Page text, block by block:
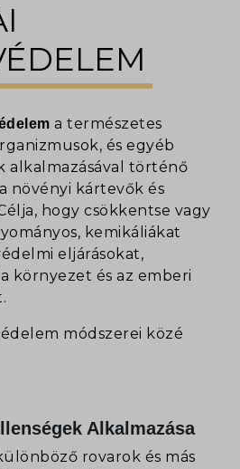
a természetes
és egyéb
alkalmazásával történő
növényi kártevők és
hogy csökkentse vagy
kemikáliákat
eljárásokat,
környezet és az emberi
módszerei közé
Alkalmazása
rovarok és más